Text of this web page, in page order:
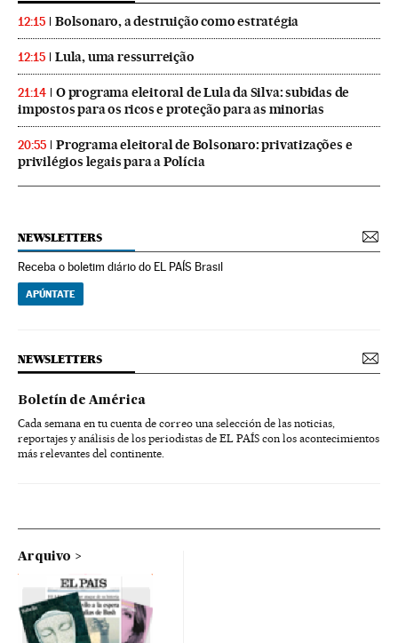
12:15 Bolsonaro, a destruição como estratégia
12:15 Lula, uma ressurreição
21:14
O programa eleitoral de Lula da Silva: subidas de
impostos para os ricos e proteção para as minorias
20:55
Programa eleitoral de Bolsonaro: privatizações e
privilégios legais para a Polícia
NEWSLETTERS
Receba o boletim diário do EL PAÍS Brasil
APÚNTATE
NEWSLETTERS
Boletín de América
Cada semana en tu cuenta de correo una selección de las noticias,
reportajes y análisis de los periodistas de EL PAÍS con los acontecimientos
más relevantes del continente.
Arquivo